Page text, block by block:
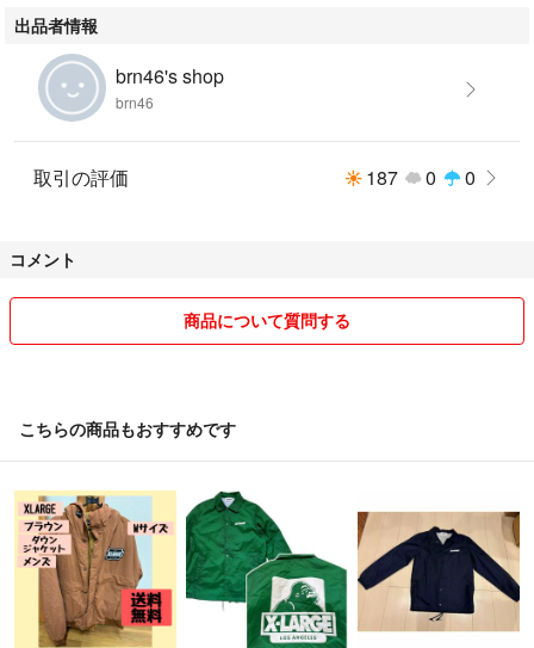
undercover minotaur inst y-3 lad musician arc'teryx
nike sk8 adidas originals reebok fila under armour
the north face mizuno asics descente umbro hummel
ステューシー シュプリーム アベイシングエイプ オベイ
アンダーカバー ワイスリー ミノトール アークテリクス
アシックス ミズノ デサント アンブロ ヒュンメル ナイキ
出品者情報
brn46's shop
brn46
取引の評価 187 0 0
コメント
商品について質問する
こちらの商品もおすすめです